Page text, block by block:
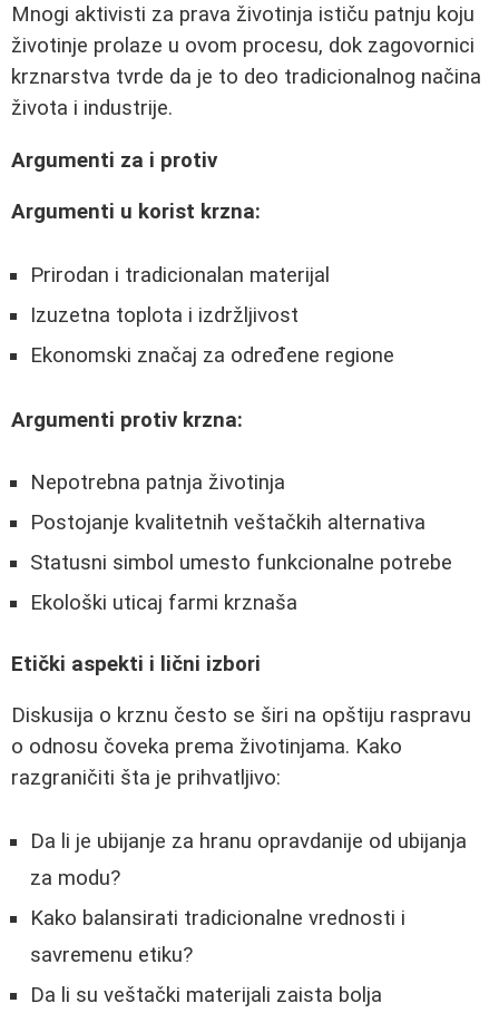
Mnogi aktivisti za prava životinja ističu patnju koju
životinje prolaze u ovom procesu, dok zagovornici
krznarstva tvrde da je to deo tradicionalnog načina
života i industrije.
Argumenti za i protiv
Argumenti u korist krzna:
Prirodan i tradicionalan materijal
Izuzetna toplota i izdržljivost
Ekonomski značaj za određene regione
Argumenti protiv krzna:
Nepotrebna patnja životinja
Postojanje kvalitetnih veštačkih alternativa
Statusni simbol umesto funkcionalne potrebe
Ekološki uticaj farmi krznaša
Etički aspekti i lični izbori
Diskusija o krznu često se širi na opštiju raspravu
o odnosu čoveka prema životinjama. Kako
razgraničiti šta je prihvatljivo:
Da li je ubijanje za hranu opravdanije od ubijanja
za modu?
Kako balansirati tradicionalne vrednosti i
savremenu etiku?
Da li su veštački materijali zaista bolja